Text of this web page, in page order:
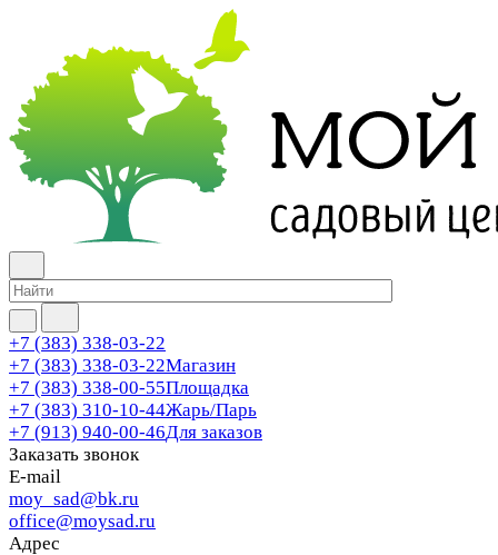
+7 (383) 338-03-22
+7 (383) 338-03-22Магазин
+7 (383) 338-00-55Площадка
+7 (383) 310-10-44Жарь/Парь
+7 (913) 940-00-46Для заказов
Заказать звонок
E-mail
moy_sad@bk.ru
office@moysad.ru
Адрес